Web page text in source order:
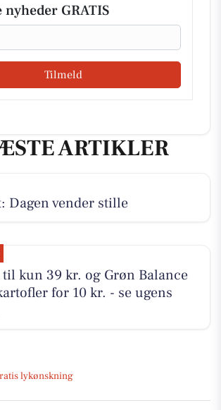
nyheder GRATIS
Tilmeld
ARTIKLER
Dagen vender stille
til kun 39 kr. og Grøn Balance
for 10 kr. - se ugens
lykønskning